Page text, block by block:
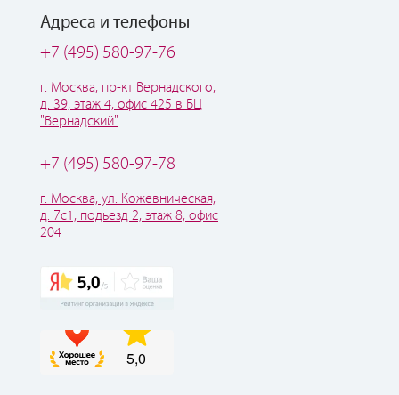
Адреса и телефоны
+7 (495) 580-97-76
г. Москва, пр-кт Вернадского,
д. 39, этаж 4, офис 425 в БЦ
"Вернадский"
+7 (495) 580-97-78
г. Москва, ул. Кожевническая,
д. 7с1, подьезд 2, этаж 8, офис
204